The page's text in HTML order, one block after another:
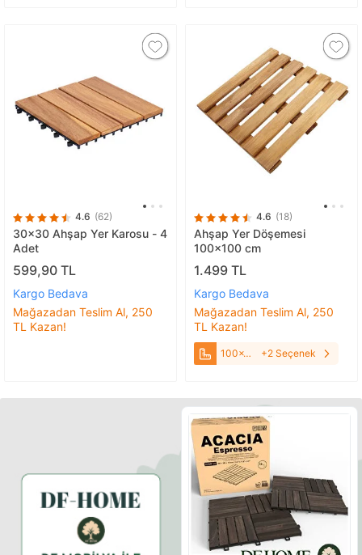
4.6 (62)
30x30 Ahşap Yer Karosu - 4
Adet
599,90 TL
Kargo Bedava
Mağazadan Teslim Al, 250
TL Kazan!
4.6 (18)
Ahşap Yer Döşemesi
100x100 cm
1.499 TL
Kargo Bedava
Mağazadan Teslim Al, 250
TL Kazan!
100x100+2 Seçenek